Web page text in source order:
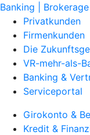
Banking | Brokerage
Privatkunden
Firmenkunden
Die
VR-mehr-als-
Banking &
Serviceportal
Girokonto &
Kredit &